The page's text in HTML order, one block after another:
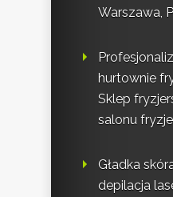
Warszawa,
hurtownie
Sklep
salonu
Gładka
depilacja